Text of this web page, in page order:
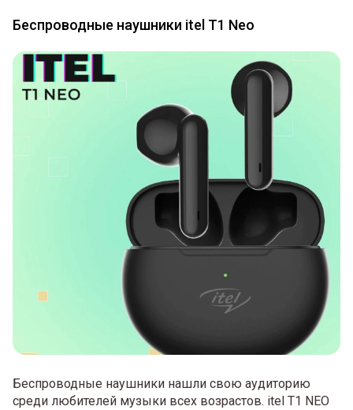
Беспроводные наушники itel T1 Neo
Беспроводные наушники нашли свою аудиторию
среди любителей музыки всех возрастов. itel T1 NEO